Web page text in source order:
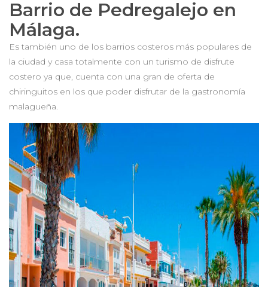
Barrio de Pedregalejo en
Málaga.
Es también uno de los barrios costeros más populares de
la ciudad y casa totalmente con un turismo de disfrute
costero ya que, cuenta con una gran de oferta de
chiringuitos en los que poder disfrutar de la gastronomía
malagueña.